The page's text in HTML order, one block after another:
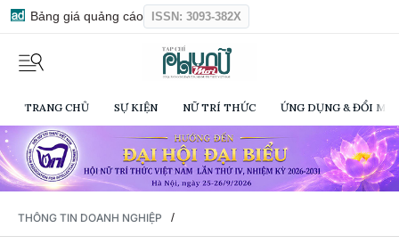
Bảng giá quảng cáo ISSN: 3093-382X
TRANG CHỦ SỰ KIỆN NỮ TRÍ THỨC ỨNG DỤNG & ĐỔI
THÔNG TIN DOANH NGHIỆP /